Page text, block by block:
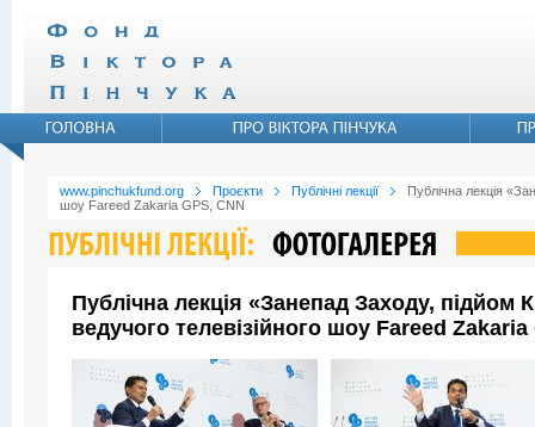
www.pinchukfund.org Проєкти Публічні лекції
Публічна лекція
шоу Fareed Zakaria GPS, CNN
Публічна лекція «Занепад Заходу, підйом
ведучого телевізійного шоу Fareed Zakaria